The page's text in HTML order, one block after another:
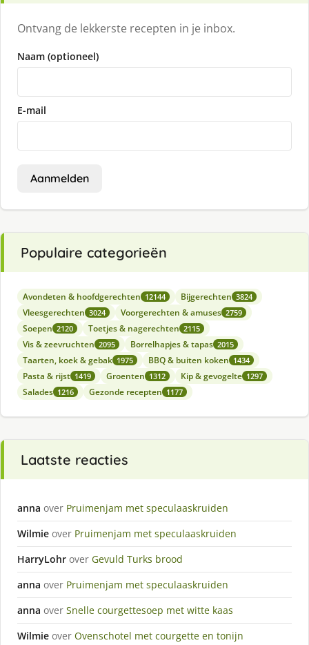
Ontvang de lekkerste recepten in je inbox.
Naam (optioneel)
E-mail
Aanmelden
Populaire categorieën
Avondeten & hoofdgerechten 12144 Bijgerechten 3824
Vleesgerechten 3024 Voorgerechten & amuses 2759
Soepen 2120 Toetjes & nagerechten 2115
Vis & zeevruchten 2095 Borrelhapjes & tapas 2015
Taarten, koek & gebak 1975 BBQ & buiten koken 1434
Pasta & rijst 1419 Groenten 1312 Kip & gevogelte 1297
Salades 1216 Gezonde recepten 1177
Laatste reacties
anna over Pruimenjam met speculaaskruiden
Wilmie over Pruimenjam met speculaaskruiden
HarryLohr over Gevuld Turks brood
anna over Pruimenjam met speculaaskruiden
anna over Snelle courgettesoep met witte kaas
Wilmie over Ovenschotel met courgette en tonijn